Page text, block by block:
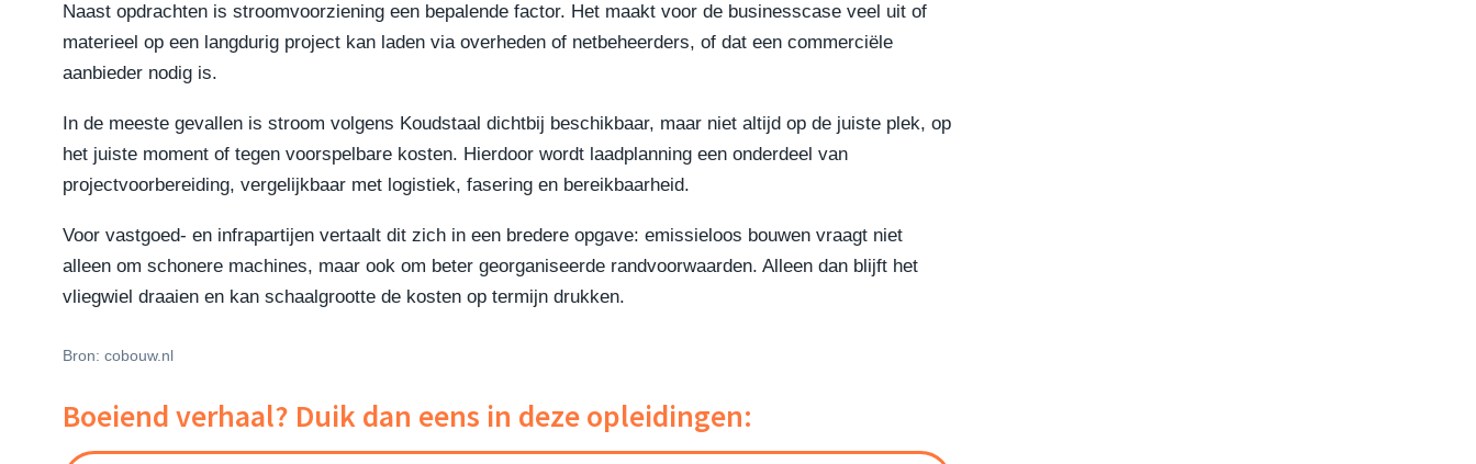
Naast opdrachten is stroomvoorziening een bepalende factor. Het maakt voor de businesscase veel uit of
materieel op een langdurig project kan laden via overheden of netbeheerders, of dat een commerciële
aanbieder nodig is.
In de meeste gevallen is stroom volgens Koudstaal dichtbij beschikbaar, maar niet altijd op de juiste plek, op
het juiste moment of tegen voorspelbare kosten. Hierdoor wordt laadplanning een onderdeel van
projectvoorbereiding, vergelijkbaar met logistiek, fasering en bereikbaarheid.
Voor vastgoed- en infrapartijen vertaalt dit zich in een bredere opgave: emissieloos bouwen vraagt niet
alleen om schonere machines, maar ook om beter georganiseerde randvoorwaarden. Alleen dan blijft het
vliegwiel draaien en kan schaalgrootte de kosten op termijn drukken.
Bron: cobouw.nl
Boeiend verhaal? Duik dan eens in deze opleidingen: